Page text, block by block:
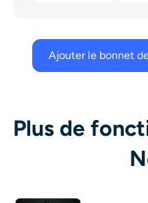
Ajouter le bonnet
Plus de